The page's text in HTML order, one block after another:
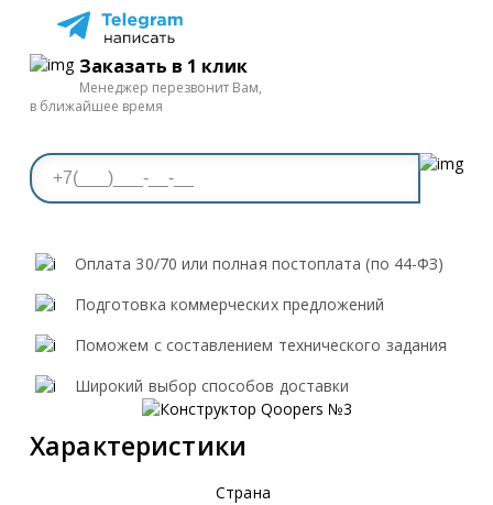
Заказать в 1 клик
Менеджер перезвонит Вам,
в ближайшее время
Оплата 30/70 или полная постоплата (по 44-ФЗ)
Подготовка коммерческих предложений
Поможем с составлением технического задания
Широкий выбор способов доставки
Характеристики
Страна